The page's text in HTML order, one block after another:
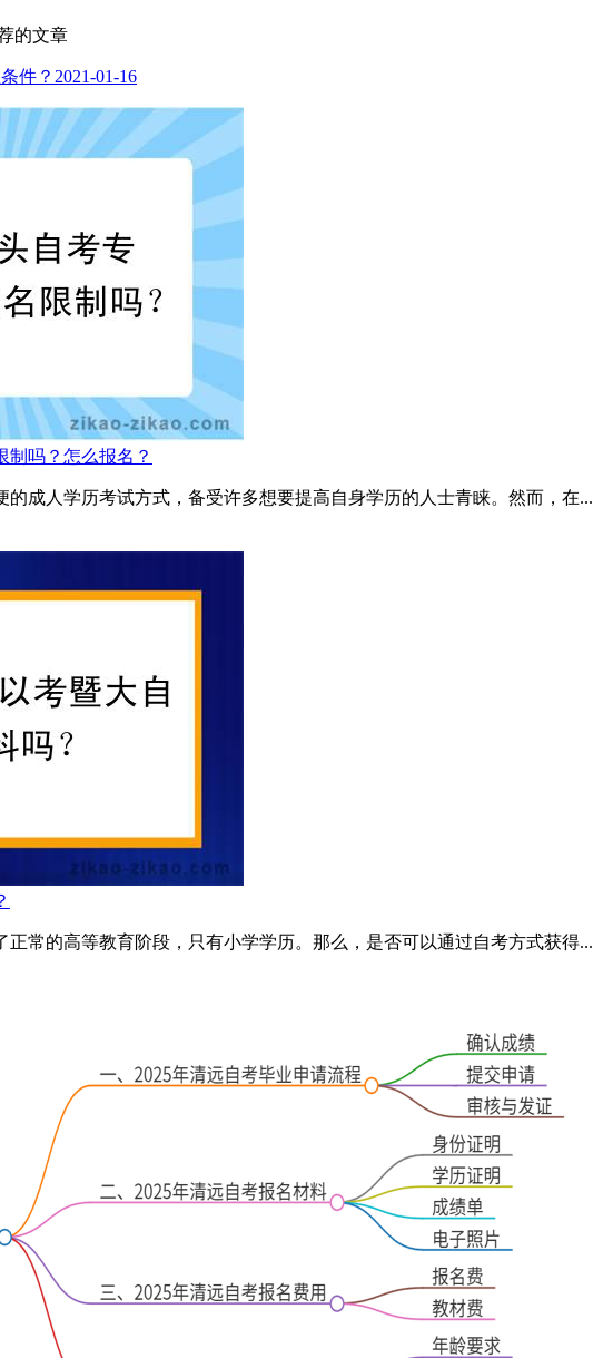
的文章
件？ 2021-01-16
制吗？怎么报名？
的成人学历考试方式，备受许多想要提高自身学历的人士青睐。然而，在...
正常的高等教育阶段，只有小学学历。那么，是否可以通过自考方式获得...